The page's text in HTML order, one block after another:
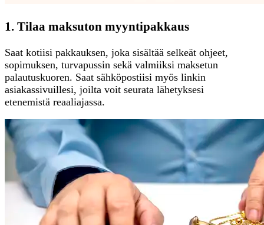
1. Tilaa maksuton myyntipakkaus
Saat kotiisi pakkauksen, joka sisältää selkeät ohjeet,
sopimuksen, turvapussin sekä valmiiksi maksetun
palautuskuoren. Saat sähköpostiisi myös linkin
asiakassivuillesi, joilta voit seurata lähetyksesi
etenemistä reaaliajassa.